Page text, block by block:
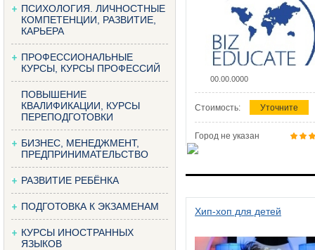
ПСИХОЛОГИЯ. ЛИЧНОСТНЫЕ
КОМПЕТЕНЦИИ, РАЗВИТИЕ,
КАРЬЕРА
ПРОФЕССИОНАЛЬНЫЕ
КУРСЫ, КУРСЫ ПРОФЕССИЙ
ПОВЫШЕНИЕ
КВАЛИФИКАЦИИ, КУРСЫ
ПЕРЕПОДГОТОВКИ
БИЗНЕС, МЕНЕДЖМЕНТ,
ПРЕДПРИНИМАТЕЛЬСТВО
РАЗВИТИЕ РЕБЁНКА
ПОДГОТОВКА К ЭКЗАМЕНАМ
КУРСЫ ИНОСТРАННЫХ
ЯЗЫКОВ
00.00.0000
Стоимость: Уточните
Город не указан
Хип-хоп для детей